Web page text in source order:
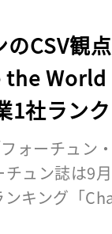
のCSV観
the World
1社ラン
ォーチュン
ュン誌は9
キング「